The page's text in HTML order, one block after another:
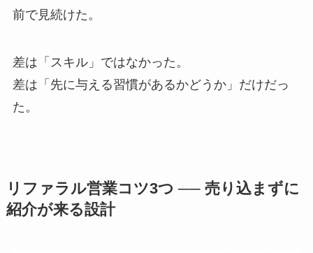
前で見続けた。
差は「スキル」ではなかった。
差は「先に与える習慣があるかどうか」だけだっ
た。
リファラル営業コツ3つ ── 売り込まずに
紹介が来る設計